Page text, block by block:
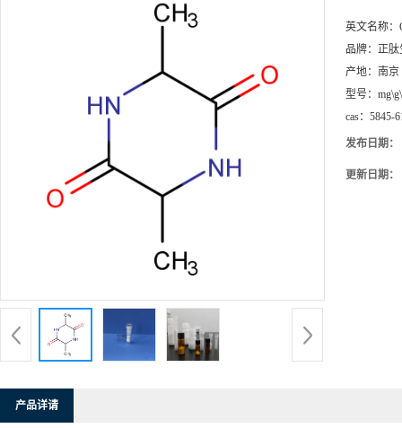
英文名称：
品牌： 正肽
产地： 南京
型号：
cas： 5845-
发布日期：
更新日期：
产品详请